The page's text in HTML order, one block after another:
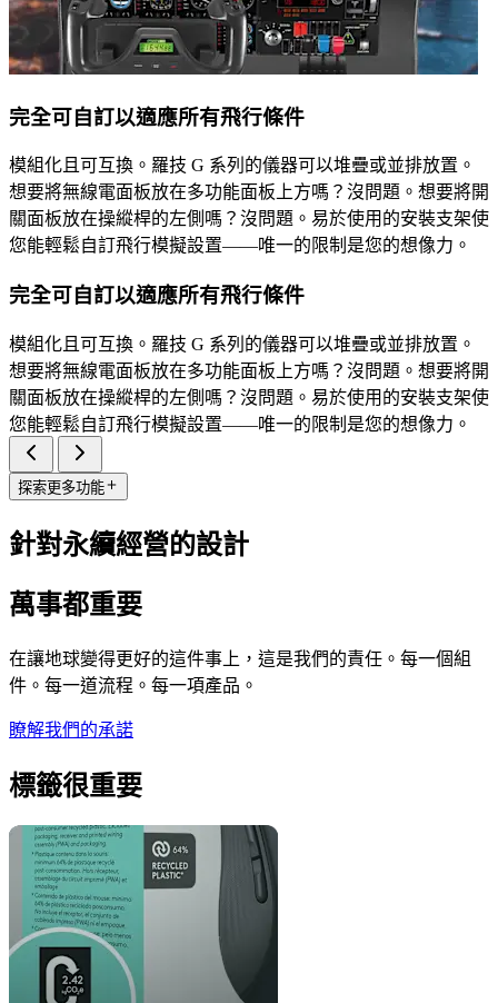
完全可自訂以適應所有飛行條件
模組化且可互換。羅技 G 系列的儀器可以堆疊或並排放置。
想要將無線電面板放在多功能面板上方嗎？沒問題。想要將開
關面板放在操縱桿的左側嗎？沒問題。易於使用的安裝支架使
您能輕鬆自訂飛行模擬設置——唯一的限制是您的想像力。
完全可自訂以適應所有飛行條件
模組化且可互換。羅技 G 系列的儀器可以堆疊或並排放置。
想要將無線電面板放在多功能面板上方嗎？沒問題。想要將開
關面板放在操縱桿的左側嗎？沒問題。易於使用的安裝支架使
您能輕鬆自訂飛行模擬設置——唯一的限制是您的想像力。
探索更多功能
針對永續經營的設計
萬事都重要
在讓地球變得更好的這件事上，這是我們的責任。每一個組
件。每一道流程。每一項產品。
瞭解我們的承諾
標籤很重要